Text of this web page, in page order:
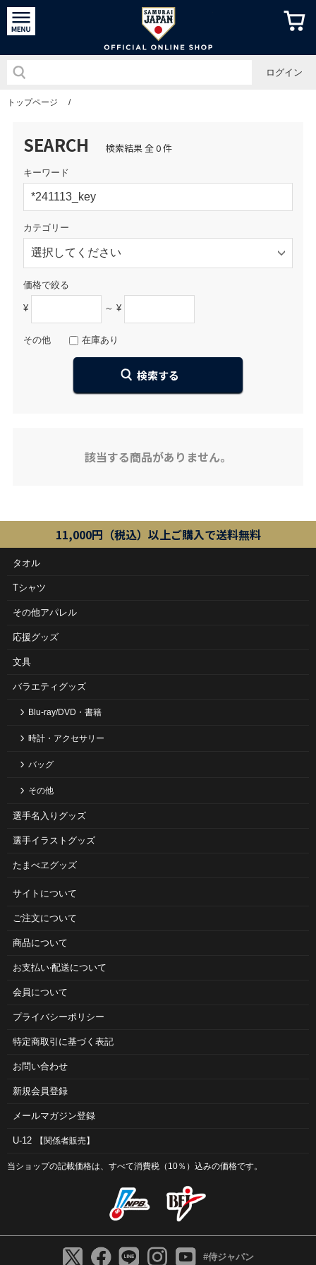
侍ジャパ
ログイン
トップページ /
SEARCH 検索結果 全 0 件
キーワード
カテゴリー
価格で絞る
¥ ～ ¥
その他 在庫あり
該当する商品がありません。
11,000円（税込）以上ご購入で送料無料
タオル
Tシャツ
その他アパレル
応援グッズ
文具
バラエティグッズ
Blu-ray/DVD・書籍
時計・アクセサリー
バッグ
その他
選手名入りグッズ
選手イラストグッズ
たまべヱグッズ
サイトについて
ご注⽂について
商品について
お⽀払い‧配送について
会員について
プライバシーポリシー
特定商取引に基づく表記
お問い合わせ
新規会員登録
メールマガジン登録
U-12 【関係者販売】
当ショップの記載価格は、すべて消費税（10％）込みの価格です。
#侍ジャパン